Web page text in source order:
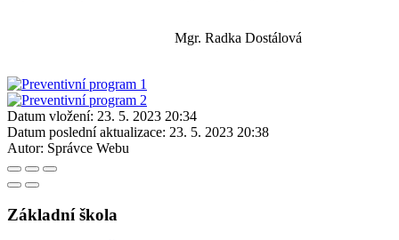
Mgr. Radka Dostálová
Datum vložení: 23. 5. 2023 20:34
Datum poslední aktualizace: 23. 5. 2023 20:38
Autor: Správce Webu
Základní škola